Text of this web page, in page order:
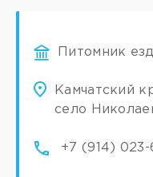
Питомник
Камчатский
село
+7 (914) 023-